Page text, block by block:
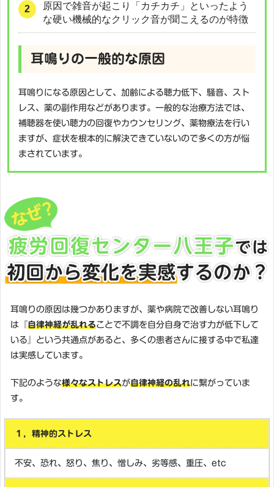
原因で雑音が起こり「カチカチ」といったよう
な硬い機械的なクリック音が聞こえるのが特徴
耳鳴りの一般的な原因
耳鳴りになる原因として、加齢による聴力低下、騒音、スト
レス、薬の副作用などがあります。一般的な治療方法では、
補聴器を使い聴力の回復やカウンセリング、薬物療法を行い
ますが、症状を根本的に解決できていないので多くの方が悩
まされています。
耳鳴りの原因は幾つかありますが、薬や病院で改善しない耳鳴り
は『自律神経が乱れることで不調を自分自身で治す力が低下して
いる』という共通点があると、多くの患者さんに接する中で私達
は実感しています。
下記のような様々なストレスが自律神経の乱れに繋がっていま
す。
１，精神的ストレス
不安、恐れ、怒り、焦り、憎しみ、劣等感、重圧、etc